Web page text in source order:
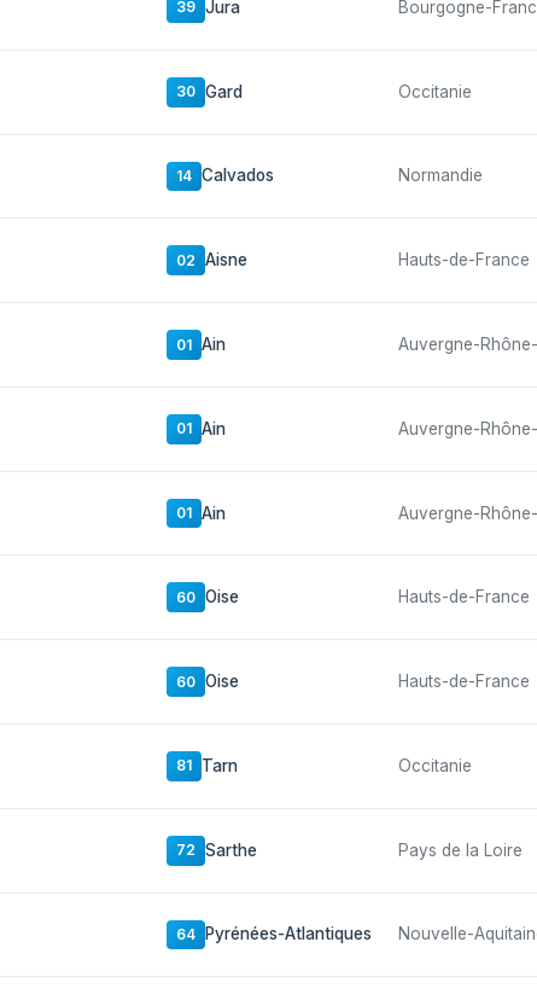
39 Jura Bourgogne-
30 Gard Occitanie
14 Calvados Normandie
02 Aisne Hauts-de-France
01 Ain Auvergne-
01 Ain Auvergne-
01 Ain Auvergne-
60 Oise Hauts-de-France
60 Oise Hauts-de-France
81 Tarn Occitanie
72 Sarthe Pays de la Loire
64 Pyrénées-Atlantiques Nouvelle-